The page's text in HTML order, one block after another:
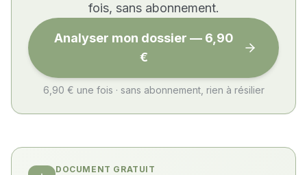
fois, sans abonnement.
Analyser mon dossier — 6,90
€
6,90 € une fois · sans abonnement, rien à résilier
DOCUMENT GRATUIT